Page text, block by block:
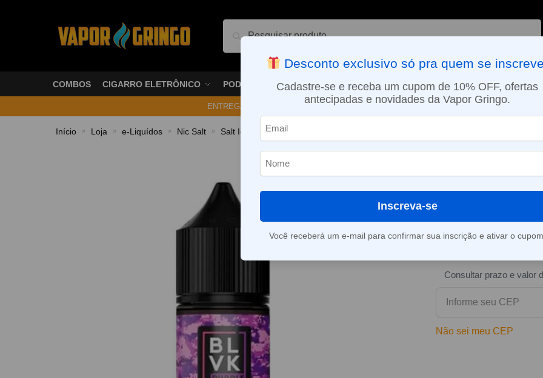
Pesquisar
COMBOS CIGARRO ELETRÔNICO PODS VAPORIZADOR DE ERVAS E-LIQUÍDOS NICOTINA ORAL
ENTREGA NO MESMO DIA EM SÃO PAULO (SEG A SEX): PEDIDOS APROVADOS ATÉ
Início » Loja » e-Liquídos » Nic Salt » Salt Ice Líquido Blvk Unicorn Salt – Grape Watermelon Ice – Purple
Líquido Blvk
Grape
Purple
Este produto está fora
Consultar prazo e valor
Não sei meu CEP
Desconto exclusivo só pra quem se
Cadastre-se e receba um cupom de 10% OFF, ofertas
antecipadas e novidades da Vapor Gringo.
Inscreva-se
Você receberá um e-mail para confirmar sua inscrição e ativar o